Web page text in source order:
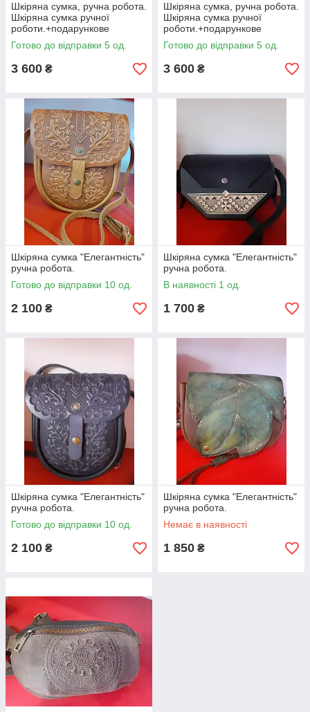
Шкіряна сумка, ручна робота.
Шкіряна сумка ручної
роботи.+подарункове
паковання!
Готово до відправки 5 од.
3 600 ₴
Шкіряна сумка, ручна робота.
Шкіряна сумка ручної
роботи.+подарункове
паковання!
Готово до відправки 5 од.
3 600 ₴
Шкіряна сумка "Елегантність"
ручна робота.
Готово до відправки 10 од.
2 100 ₴
Шкіряна сумка "Елегантність"
ручна робота.
В наявності 1 од.
1 700 ₴
Шкіряна сумка "Елегантність"
ручна робота.
Готово до відправки 10 од.
2 100 ₴
Шкіряна сумка "Елегантність"
ручна робота.
Немає в наявності
1 850 ₴